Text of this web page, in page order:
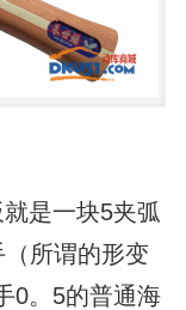
是一块5夹弧
所谓的形变
0。5的普通海